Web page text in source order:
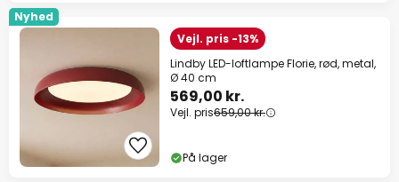
Nyhed
Vejl. pris -13%
Lindby LED-loftlampe Florie, rød, metal,
Ø 40 cm
569,00 kr.
Vejl. pris659,00 kr.
På lager